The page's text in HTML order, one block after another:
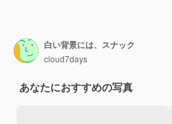
白い背景には、スナック
cloud7days
あなたにおすすめの写真